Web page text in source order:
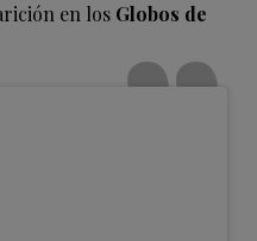
en los Globos de